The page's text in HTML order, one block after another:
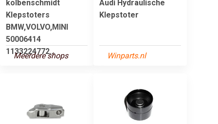
kolbenschmidt
Klepstoters
BMW,VOLVO,MINI
50006414
1133224772...
Meerdere shops
Audi Hydraulische
Klepstoter
Winparts.nl